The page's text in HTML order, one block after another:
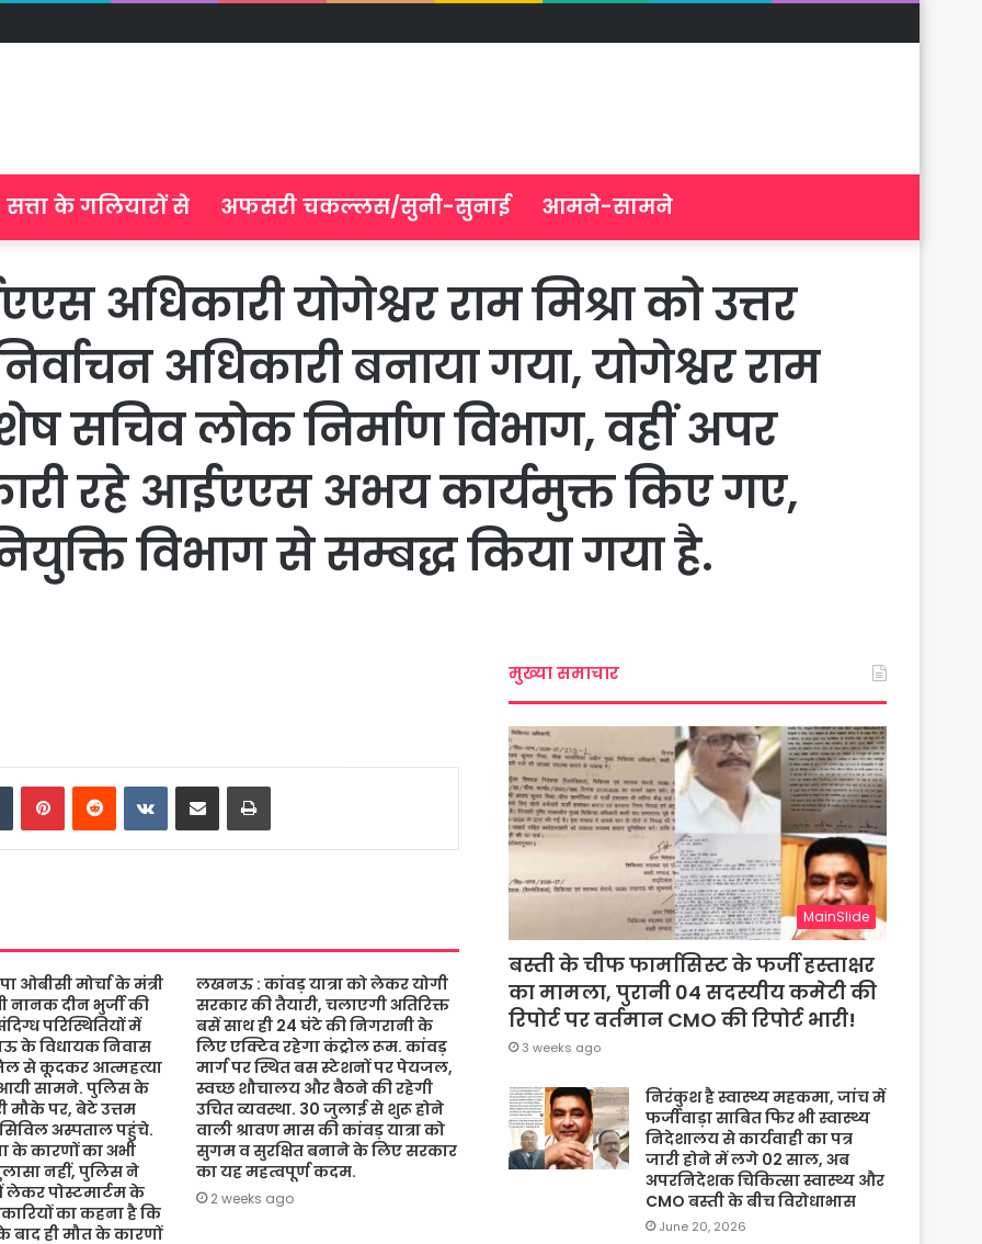
सत्ता के गलियारों से अफसरी चकल्लस/सुनी-सुनाई आमने-सामने
अधिकारी योगेश्वर राम मिश्रा को उत्तर
अधिकारी बनाया गया, योगेश्वर राम
सचिव लोक निर्माण विभाग, वहीं अपर
रहे आईएएस अभय कार्यमुक्त किए गए,
विभाग से सम्बद्ध किया गया है.
TumblrPinterestReddit VKontakte
Share via Email Print
मोर्चा के मंत्री
नानक दीन भुर्जी की
परिस्थितियों में
के विधायक निवास
से कूदकर आत्महत्या
सामने. पुलिस के
मौके पर, बेटे उत्तम
अस्पताल पहुंचे.
के कारणों का अभी
नहीं, पुलिस ने
पोस्टमार्टम के
का कहना है कि
बाद ही मौत के कारणों
लखनऊ : कांवड़ यात्रा को लेकर योगी
सरकार की तैयारी, चलाएगी अतिरिक्त
बसें साथ ही 24 घंटे की निगरानी के
लिए एक्टिव रहेगा कंट्रोल रूम. कांवड़
मार्ग पर स्थित बस स्टेशनों पर पेयजल,
स्वच्छ शौचालय और बैठने की रहेगी
उचित व्यवस्था. 30 जुलाई से शुरू होने
वाली श्रावण मास की कांवड़ यात्रा को
सुगम व सुरक्षित बनाने के लिए सरकार
का यह महत्वपूर्ण कदम.
2 weeks ago
मुख्या समाचार
MainSlide
बस्ती के चीफ फार्मासिस्ट के फर्जी हस्ताक्षर
का मामला, पुरानी 04 सदस्यीय कमेटी की
रिपोर्ट पर वर्तमान CMO की रिपोर्ट भारी!
3 weeks ago
निरंकुश है स्वास्थ्य महकमा, जांच में
फर्जीवाड़ा साबित फिर भी स्वास्थ्य
निदेशालय से कार्यवाही का पत्र
जारी होने में लगे 02 साल, अब
अपरनिदेशक चिकित्सा स्वास्थ्य और
CMO बस्ती के बीच विरोधाभास
June 20, 2026